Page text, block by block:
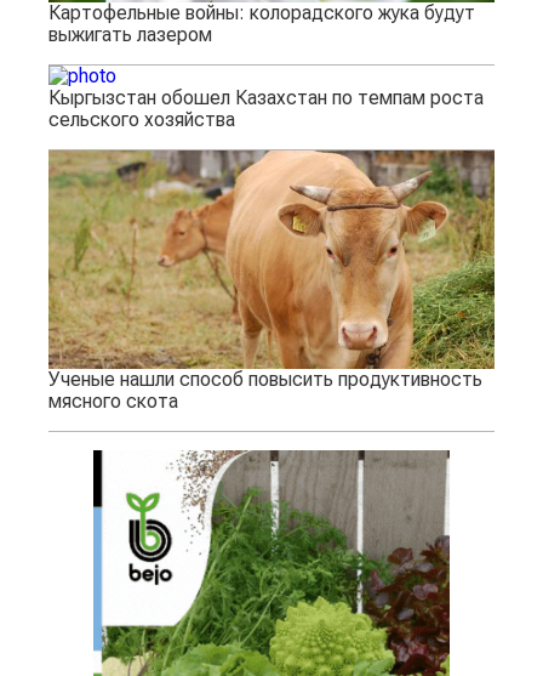
Картофельные войны: колорадского жука будут
выжигать лазером
Кыргызстан обошел Казахстан по темпам роста
сельского хозяйства
Ученые нашли способ повысить продуктивность
мясного скота